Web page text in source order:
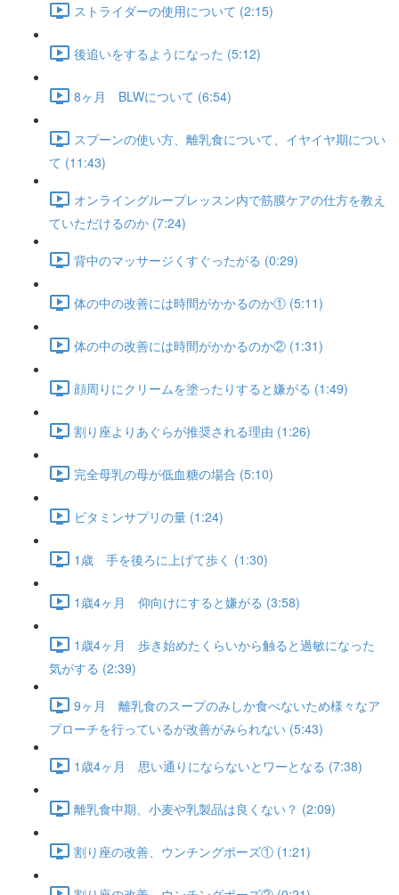
ストライダーの使用について (2:15)
後追いをするようになった (5:12)
8ヶ月 BLWについて (6:54)
スプーンの使い方、離乳食について、イヤイヤ期につい
て (11:43)
オンライングループレッスン内で筋膜ケアの仕方を教え
ていただけるのか (7:24)
背中のマッサージくすぐったがる (0:29)
体の中の改善には時間がかかるのか① (5:11)
体の中の改善には時間がかかるのか② (1:31)
顔周りにクリームを塗ったりすると嫌がる (1:49)
割り座よりあぐらが推奨される理由 (1:26)
完全母乳の母が低血糖の場合 (5:10)
ビタミンサプリの量 (1:24)
1歳 手を後ろに上げて歩く (1:30)
1歳4ヶ月 仰向けにすると嫌がる (3:58)
1歳4ヶ月 歩き始めたくらいから触ると過敏になった
気がする (2:39)
9ヶ月 離乳食のスープのみしか食べないため様々なア
プローチを行っているが改善がみられない (5:43)
1歳4ヶ月 思い通りにならないとワーとなる (7:38)
離乳食中期、小麦や乳製品は良くない？ (2:09)
割り座の改善、ウンチングポーズ① (1:21)